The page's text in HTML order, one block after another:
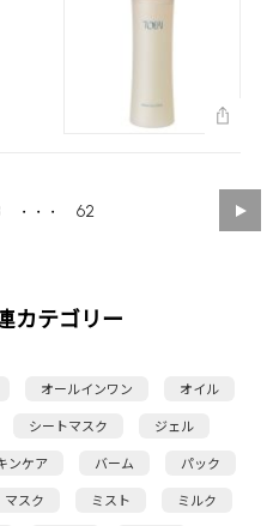
・・・ 62
カテゴリー
オールインワン
オイル
シートマスク
ジェル
ンケア バーム
パック
マスク ミスト
ミルク